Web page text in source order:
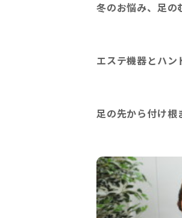
冬のお悩み、足
エステ機器とハン
足の先から付け根